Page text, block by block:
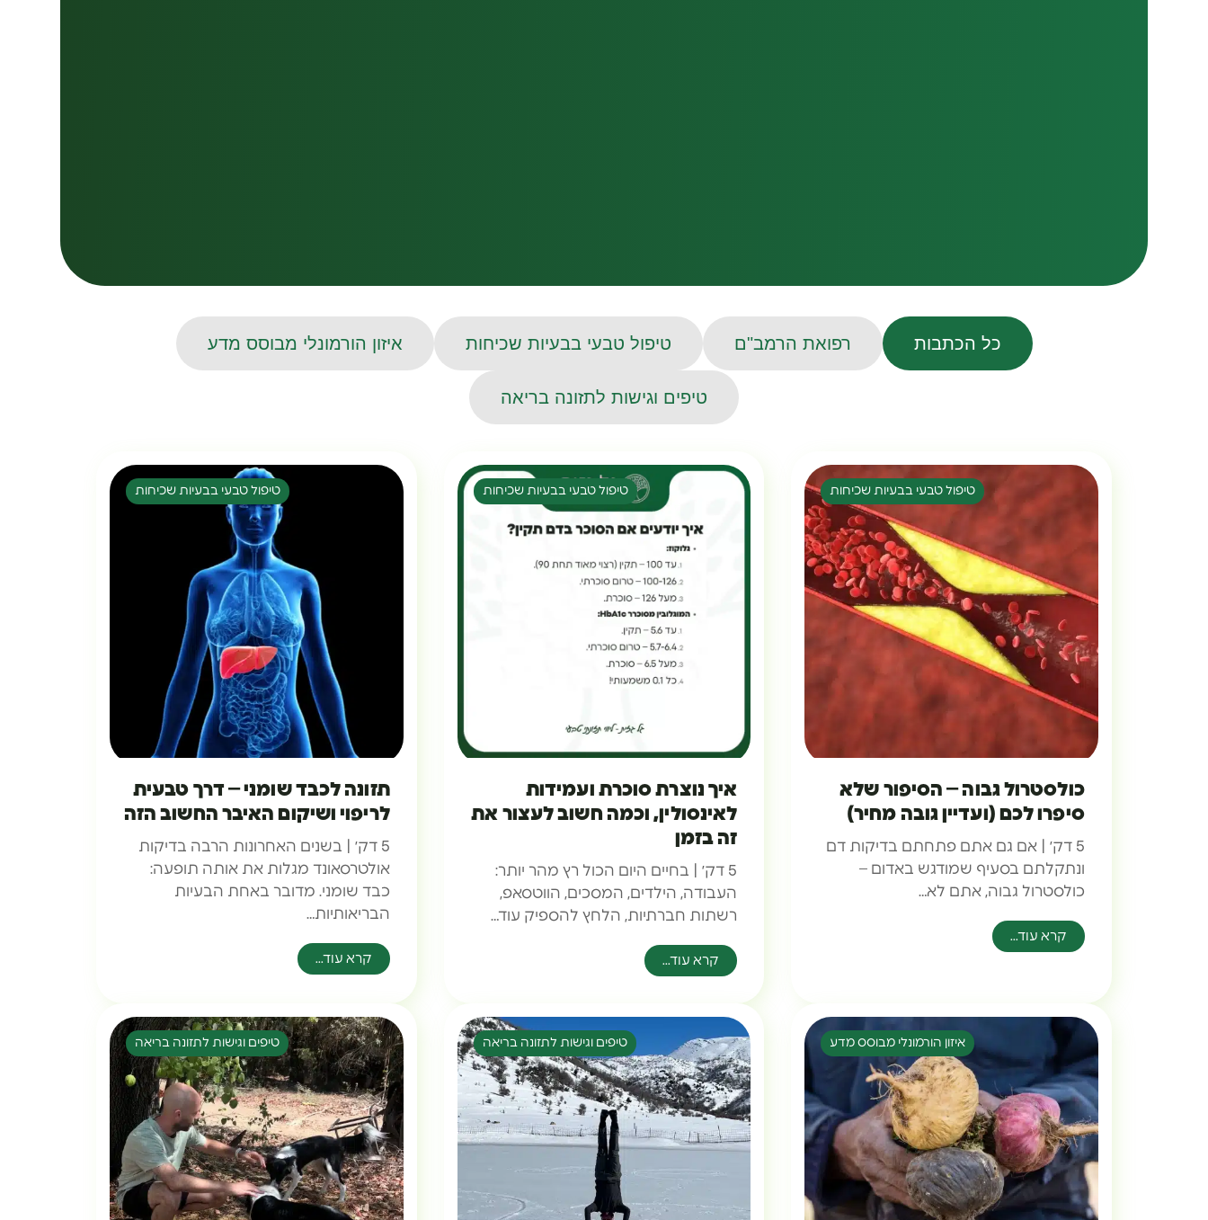
כל הכתבות רפואת הרמב"ם טיפול טבעי בבעיות שכיחות איזון הורמונלי מבוסס מדע
טיפים וגישות לתזונה בריאה
טיפול טבעי בבעיות שכיחות
כולסטרול גבוה – הסיפור שלא
סיפרו לכם (ועדיין גובה מחיר)
5 דק׳ | אם גם אתם פתחתם בדיקות דם
ונתקלתם בסעיף שמודגש באדום –
כולסטרול גבוה, אתם לא…
קרא עוד...
טיפול טבעי בבעיות שכיחות
איך נוצרת סוכרת ועמידות
לאינסולין, וכמה חשוב לעצור את
זה בזמן
5 דק׳ | בחיים היום הכול רץ מהר יותר:
העבודה, הילדים, המסכים, הווטסאפ,
רשתות חברתיות, הלחץ להספיק עוד…
קרא עוד...
טיפול טבעי בבעיות שכיחות
תזונה לכבד שומני – דרך טבעית
לריפוי ושיקום האיבר החשוב הזה
5 דק׳ | בשנים האחרונות הרבה בדיקות
אולטרסאונד מגלות את אותה תופעה:
כבד שומני. מדובר באחת הבעיות
הבריאותיות…
קרא עוד...
איזון הורמונלי מבוסס מדע טיפים וגישות לתזונה בריאה טיפים וגישות לתזונה בריאה